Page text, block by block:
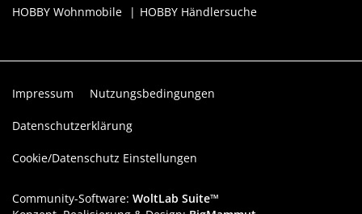
HOBBY Wohnmobile HOBBY Händlersuche
Impressum Nutzungsbedingungen
Datenschutzerklärung
Cookie/Datenschutz Einstellungen
Community-Software: WoltLab Suite™